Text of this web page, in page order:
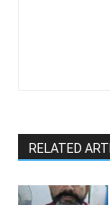
RELATED